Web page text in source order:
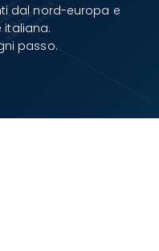
dal nord-europa e
italiana.
passo.